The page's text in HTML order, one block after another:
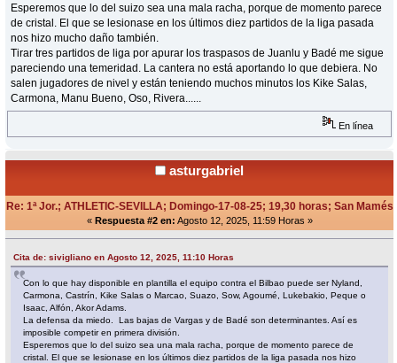
Esperemos que lo del suizo sea una mala racha, porque de momento parece
de cristal. El que se lesionase en los últimos diez partidos de la liga pasada
nos hizo mucho daño también.
Tirar tres partidos de liga por apurar los traspasos de Juanlu y Badé me sigue
pareciendo una temeridad. La cantera no está aportando lo que debiera. No
salen jugadores de nivel y están teniendo muchos minutos los Kike Salas,
Carmona, Manu Bueno, Oso, Rivera......
En línea
asturgabriel
Re: 1ª Jor.; ATHLETIC-SEVILLA; Domingo-17-08-25; 19,30 horas; San Mamés
« Respuesta #2 en: Agosto 12, 2025, 11:59 Horas »
Cita de: sivigliano en Agosto 12, 2025, 11:10 Horas
Con lo que hay disponible en plantilla el equipo contra el Bilbao puede ser Nyland,
Carmona, Castrín, Kike Salas o Marcao, Suazo, Sow, Agoumé, Lukebakio, Peque o
Isaac, Alfón, Akor Adams.
La defensa da miedo. Las bajas de Vargas y de Badé son determinantes. Así es
imposible competir en primera división.
Esperemos que lo del suizo sea una mala racha, porque de momento parece de
cristal. El que se lesionase en los últimos diez partidos de la liga pasada nos hizo